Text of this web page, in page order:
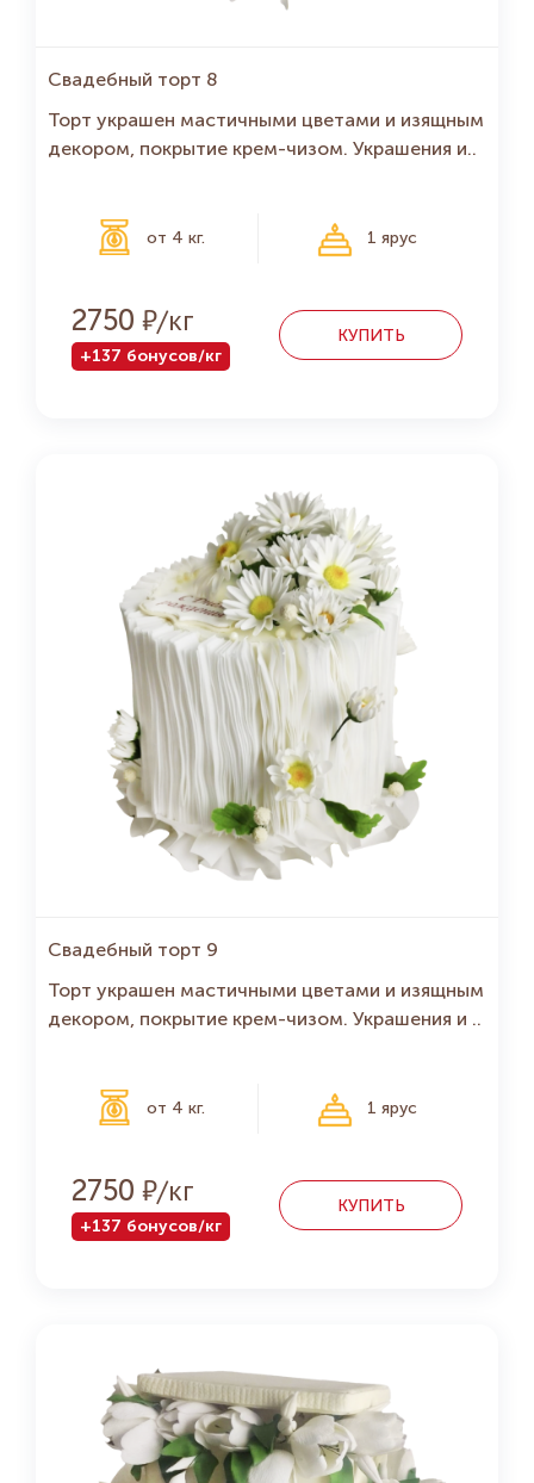
Свадебный торт 8
Торт украшен мастичными цветами и изящным
декором, покрытие крем-чизом. Украшения и..
от 4 кг. 1 ярус
2750 Р
+137 бонусов/кг
КУПИТЬ
Свадебный торт 9
Торт украшен мастичными цветами и изящным
декором, покрытие крем-чизом. Украшения и ..
от 4 кг. 1 ярус
2750 Р
+137 бонусов/кг
КУПИТЬ